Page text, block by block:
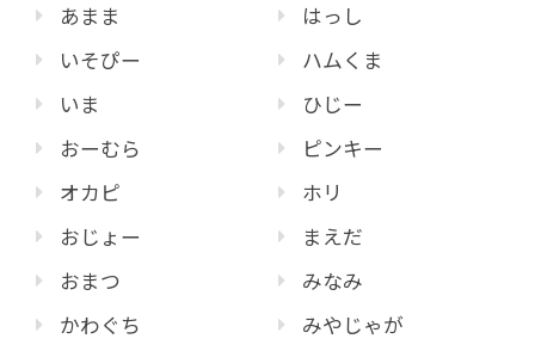
あまま
いそぴー
いま
おーむら
オカピ
おじょー
おまつ
かわぐち
はっし
ハムくま
ひじー
ピンキー
ホリ
まえだ
みなみ
みやじゃが